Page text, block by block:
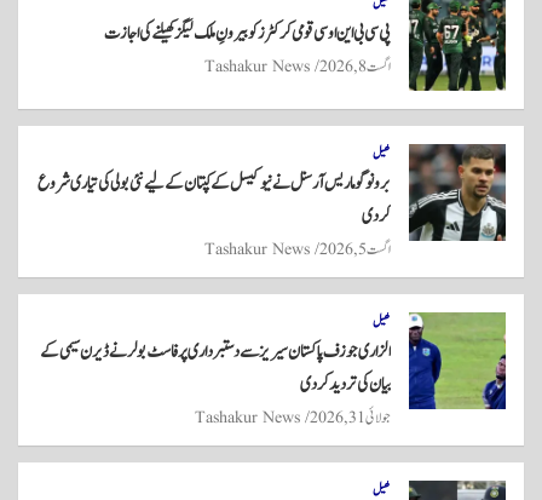
ok
r
A
pp
پی سی بی این او سی قومی کرکٹرز کو بیرونِ ملک لیگز کھیلنے کی اجازت
اگست 8, 2026 Tashakur News
کھیل
برونو گوماریس آرسنل نے نیو کیسل کے کپتان کے لیے نئی بولی کی تیاری شروع
کر دی
اگست 5, 2026 Tashakur News
کھیل
الزاری جوزف پاکستان سیریز سے دستبرداری پر فاسٹ بولر نے ڈیرن سیمی کے
بیان کی تردید کر دی
جولائی 31, 2026 Tashakur News
کھیل